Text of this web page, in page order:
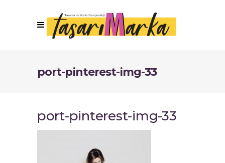
port-pinterest-img-33
port-pinterest-img-33